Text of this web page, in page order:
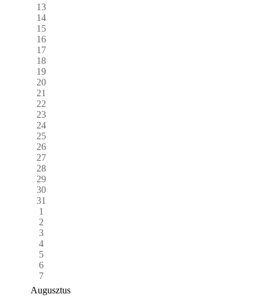
13
14
15
16
17
18
19
20
21
22
23
24
25
26
27
28
29
30
31
1
2
3
4
5
6
7
Augusztus